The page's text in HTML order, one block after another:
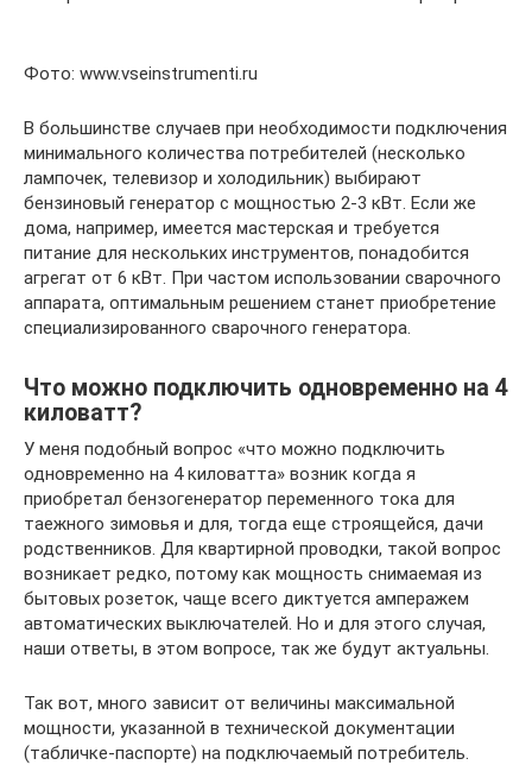
Фото: www.vseinstrumenti.ru
В большинстве случаев при необходимости подключения
минимального количества потребителей (несколько
лампочек, телевизор и холодильник) выбирают
бензиновый генератор с мощностью 2-3 кВт. Если же
дома, например, имеется мастерская и требуется
питание для нескольких инструментов, понадобится
агрегат от 6 кВт. При частом использовании сварочного
аппарата, оптимальным решением станет приобретение
специализированного сварочного генератора.
Что можно подключить одновременно на 4
киловатт?
У меня подобный вопрос «что можно подключить
одновременно на 4 киловатта» возник когда я
приобретал бензогенератор переменного тока для
таежного зимовья и для, тогда еще строящейся, дачи
родственников. Для квартирной проводки, такой вопрос
возникает редко, потому как мощность снимаемая из
бытовых розеток, чаще всего диктуется амперажем
автоматических выключателей. Но и для этого случая,
наши ответы, в этом вопросе, так же будут актуальны.
Так вот, много зависит от величины максимальной
мощности, указанной в технической документации
(табличке-паспорте) на подключаемый потребитель.